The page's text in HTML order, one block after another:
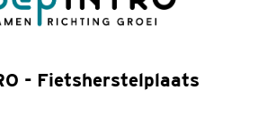
- Fietsherstelplaats